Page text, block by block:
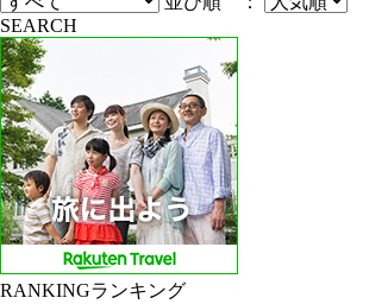
SEARCH
RANKINGランキング